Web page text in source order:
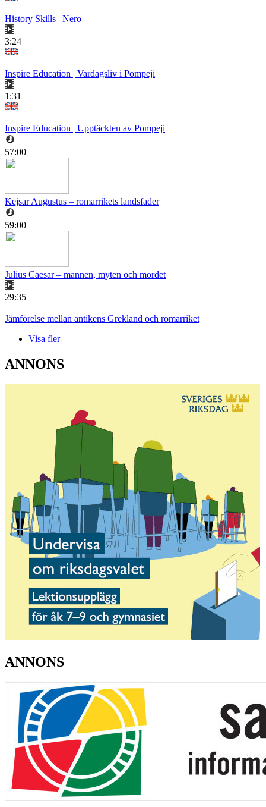
History Skills | Nero
3:24
Inspire Education | Vardagsliv i Pompeji
1:31
Inspire Education | Upptäckten av Pompeji
57:00
Kejsar Augustus – romarrikets landsfader
59:00
Julius Caesar – mannen, myten och mordet
29:35
Jämförelse mellan antikens Grekland och romarriket
Visa fler
ANNONS
ANNONS